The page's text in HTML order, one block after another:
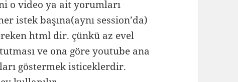
o video ya ait yorumları
istek başına(aynı session’da)
html dir. çünkü az evel
ve ona göre youtube ana
göstermek isticeklerdir.